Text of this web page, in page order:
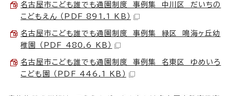
名古屋市こども誰でも通園制度 事例集 中川区 だいちの
こどもえん （PDF 891.1 KB）
名古屋市こども誰でも通園制度 事例集 緑区 鳴海ヶ丘幼
稚園 （PDF 480.6 KB）
名古屋市こども誰でも通園制度 事例集 名東区 ゆめいろ
こども園 （PDF 446.1 KB）